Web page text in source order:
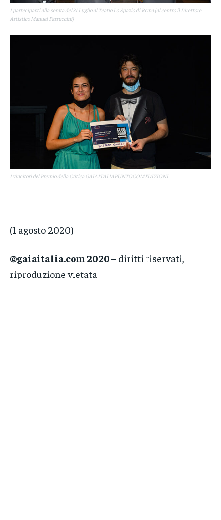
I partecipanti alla serata del 31 Luglio al Teatro Lo Spazio di Roma (al centro il Direttore
Artistico Manuel Parruccini)
I vincitori del Premio della Critica GAIAITALIAPUNTOCOMEDIZIONI
(1 agosto 2020)
©gaiaitalia.com 2020 – diritti riservati,
riproduzione vietata